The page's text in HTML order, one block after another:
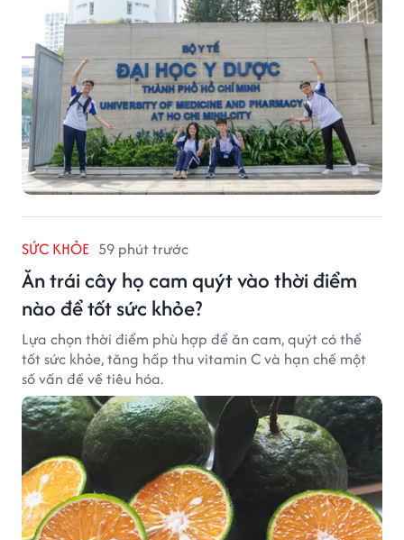
SỨC KHỎE 59 phút trước
Ăn trái cây họ cam quýt vào thời điểm
nào để tốt sức khỏe?
Lựa chọn thời điểm phù hợp để ăn cam, quýt có thể
tốt sức khỏe, tăng hấp thu vitamin C và hạn chế một
số vấn đề về tiêu hóa.